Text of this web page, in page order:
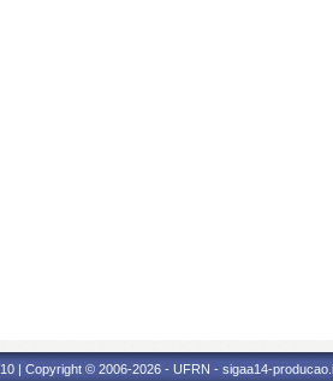
| Copyright © 2006-2026 - UFRN - sigaa14-